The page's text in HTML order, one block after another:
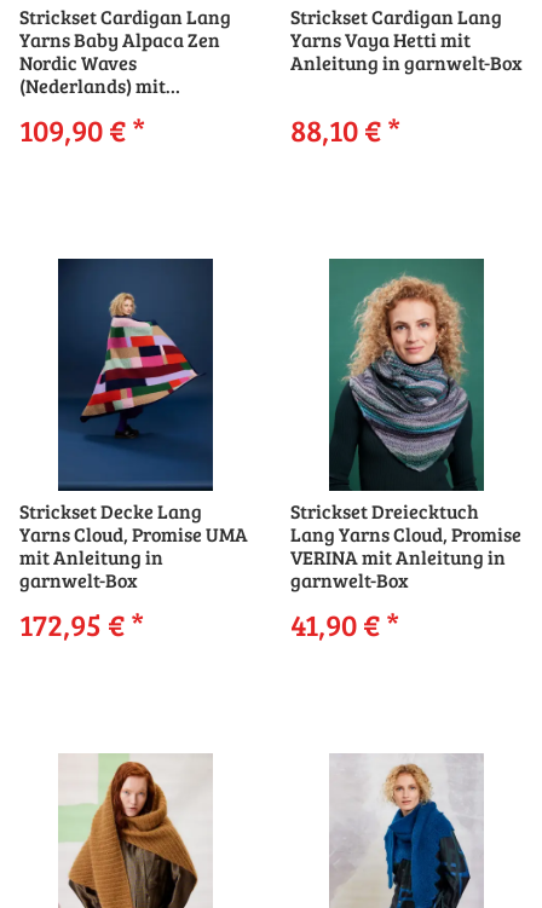
Strickset Cardigan Lang
Yarns Baby Alpaca Zen
Nordic Waves
(Nederlands) mit
109,90 €*
Strickset Cardigan Lang
Yarns Vaya Hetti mit
Anleitung in garnwelt-Box
88,10 €*
Strickset Decke Lang
Yarns Cloud, Promise UMA
mit Anleitung in
garnwelt-Box
172,95 €*
Strickset Dreiecktuch
Lang Yarns Cloud, Promise
VERINA mit Anleitung in
garnwelt-Box
41,90 €*